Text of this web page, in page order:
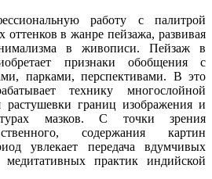
работу с палитрой
в жанре пейзажа, развивая
в живописи. Пейзаж в
признаки обобщения с
парками, перспективами. В это
технику многослойной
границ изображения и
мазков. С точки зрения
содержания картин
увлекает передача вдумчивых
практик индийской